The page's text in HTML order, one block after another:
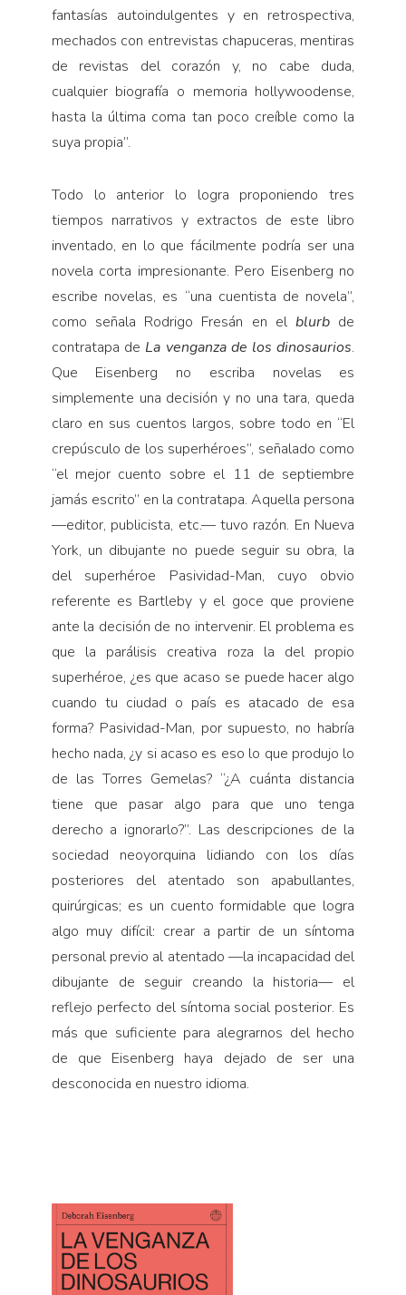
fantasías autoindulgentes y en retrospectiva,
mechados con entrevistas chapuceras, mentiras
de revistas del corazón y, no cabe duda,
cualquier biografía o memoria hollywoodense,
hasta la última coma tan poco creíble como la
suya propia”.
Todo lo anterior lo logra proponiendo tres
tiempos narrativos y extractos de este libro
inventado, en lo que fácilmente podría ser una
novela corta impresionante. Pero Eisenberg no
escribe novelas, es “una cuentista de novela”,
como señala Rodrigo Fresán en elblurb de
contratapa de La venganza de los dinosaurios.
Que Eisenberg no escriba novelas es
simplemente una decisión y no una tara, queda
claro en sus cuentos largos, sobre todo en “El
crepúsculo de los superhéroes”, señalado como
“el mejor cuento sobre el 11 de septiembre
jamás escrito” en la contratapa. Aquella persona
—editor, publicista, etc.— tuvo razón. En Nueva
York, un dibujante no puede seguir su obra, la
del superhéroe Pasividad-Man, cuyo obvio
referente es Bartleby y el goce que proviene
ante la decisión de no intervenir. El problema es
que la parálisis creativa roza la del propio
superhéroe, ¿es que acaso se puede hacer algo
cuando tu ciudad o país es atacado de esa
forma? Pasividad-Man, por supuesto, no habría
hecho nada, ¿y si acaso es eso lo que produjo lo
de las Torres Gemelas? “¿A cuánta distancia
tiene que pasar algo para que uno tenga
derecho a ignorarlo?”. Las descripciones de la
sociedad neoyorquina lidiando con los días
posteriores del atentado son apabullantes,
quirúrgicas; es un cuento formidable que logra
algo muy difícil: crear a partir de un síntoma
personal previo al atentado —la incapacidad del
dibujante de seguir creando la historia— el
reflejo perfecto del síntoma social posterior. Es
más que suficiente para alegrarnos del hecho
de que Eisenberg haya dejado de ser una
desconocida en nuestro idioma.